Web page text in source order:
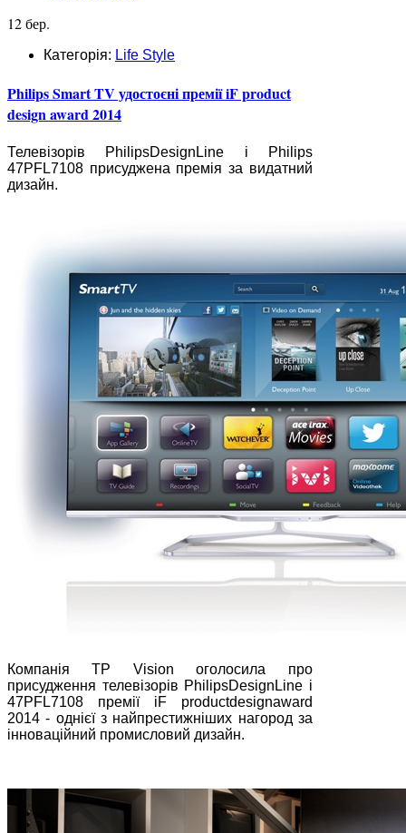
12 бер.
Категорія: Life Style
Philips Smart TV удостоєні премії iF product
design award 2014
Телевізорів PhilipsDesignLine і Philips
47PFL7108 присуджена премія за видатний
дизайн.
Компанія TP Vision оголосила про
присудження телевізорів PhilipsDesignLine і
47PFL7108 премії iF productdesignaward
2014 - однієї з найпрестижніших нагород за
інноваційний промисловий дизайн.